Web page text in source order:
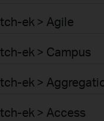
ek > Agile
ek > Campus
ek >
ek > Access